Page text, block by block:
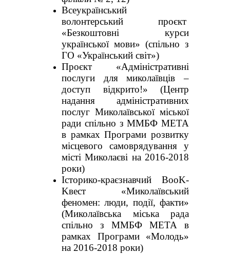
Всеукраїнський
волонтерський проєкт
«Безкоштовні курси
української мови» (спільно з
ГО «Український світ»)
Проєкт «Адміністративні
послуги для миколаївців –
доступ відкрито!» (Центр
надання адміністративних
послуг Миколаївської міської
ради спільно з ММБФ МЕТА
в рамках Програми розвитку
місцевого самоврядування у
місті Миколаєві на 2016-2018
роки)
Історико-краєзнавчий BooK-
Kвест «Миколаївський
феномен: люди, події, факти»
(Миколаївська міська рада
спільно з ММБФ МЕТА в
рамках Програми «Молодь»
на 2016-2018 роки)